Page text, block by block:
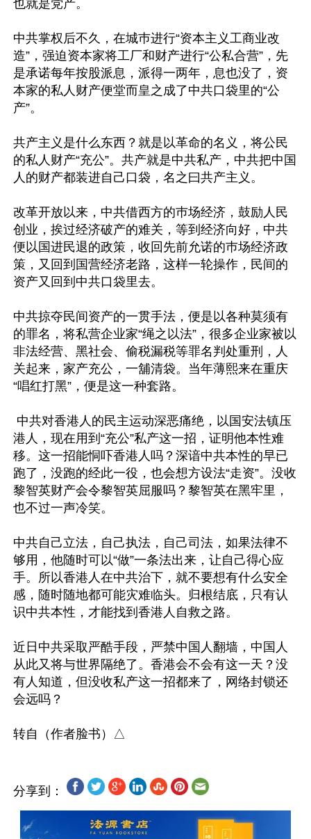
也就是党产。
中共掌权后不久，在城巿进行“资本主义工商业改
造”，强迫资本家将工厂和财产进行“公私合营”，先
是承诺每年按股派息，派得一两年，息也没了，资
本家的私人财产便堂而皇之成了中共口袋里的“公
产”。
共产主义是什么东西？就是以革命的名义，将公民
的私人财产“充公”。共产就是中共私产，中共把中国
人的财产都装进自己口袋，名之曰共产主义。
改革开放以来，中共借西方的巿场经济，鼓励人民
创业，挨过经济破产的难关，等到经济向好，中共
便以国进民退的政策，收回先前允诺的巿场经济政
策，又回到国营经济老路，这样一轮操作，民间的
资产又回到中共口袋里去。
中共掠夺民间资产的一贯手法，便是以各种莫须有
的罪名，将私营企业家“绳之以法”，很多企业家被以
非法经营、黑社会、偷税漏税等罪名判处重刑，人
关起来，家产充公，一舖清袋。当年薄熙来在重庆
“唱红打黑”，便是这一种套路。
港人，现在用到“充公”私产这一招，证明他本性难
移。这一招能恫吓香港人吗？深谙中共本性的早已
跑了，没跑的经此一役，也会想方设法“走资”。没收
黎智英财产会令黎智英屈服吗？黎智英在黑牢里，
也不过一声冷笑。
中共自己立法，自己执法，自己司法，如果法律不
够用，他随时可以“做”一条法出来，让自己得心应
手。所以香港人在中共治下，就不要想有什么安全
感，随时随地都可能灾难临头。归根结底，只有认
识中共本性，才能找到香港人自救之路。
近日中共采取严酷手段，严禁中国人翻墙，中国人
从此又将与世界隔绝了。香港会不会有这一天？没
有人知道，但没收私产这一招都来了，网络封锁还
会远吗？
分享到：